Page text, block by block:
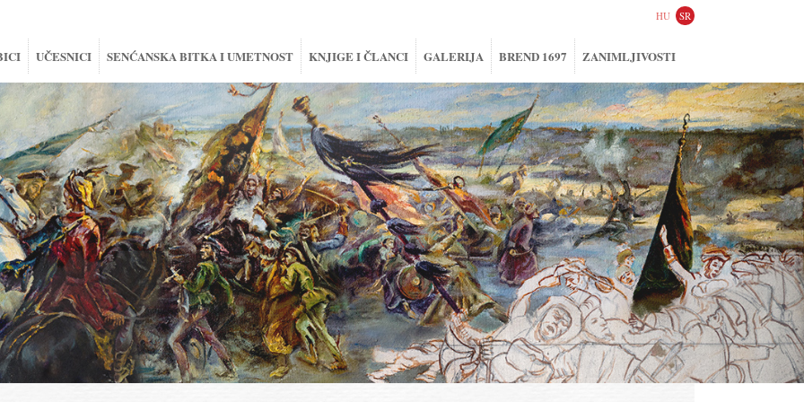
HU SR
UČESNICI SENĆANSKA BITKA I UMETNOST KNJIGE I ČLANCI GALERIJA BREND 1697 ZANIMLJIVOSTI